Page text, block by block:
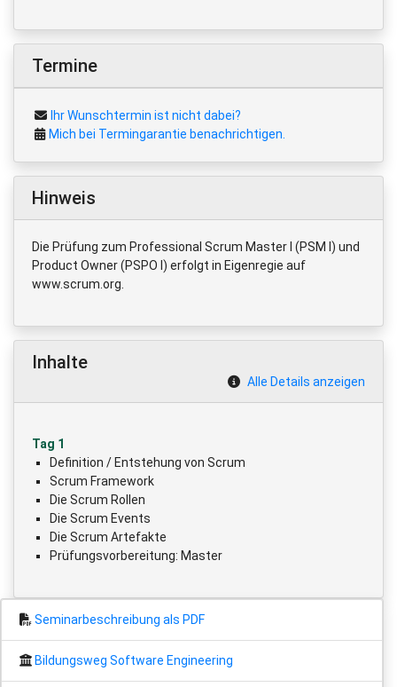
Termine
Ihr Wunschtermin ist nicht dabei?
Mich bei Termingarantie benachrichtigen.
Hinweis
Die Prüfung zum Professional Scrum Master I (PSM I) und
Product Owner (PSPO I) erfolgt in Eigenregie auf
www.scrum.org.
Inhalte
Alle Details anzeigen
Tag 1
Definition / Entstehung von Scrum
Scrum Framework
Die Scrum Rollen
Die Scrum Events
Die Scrum Artefakte
Prüfungsvorbereitung: Master
Seminarbeschreibung als PDF
Bildungsweg Software Engineering